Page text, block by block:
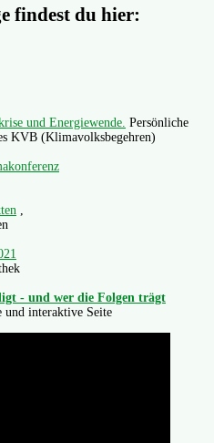
findest du hier:
und Energiewende. Persönliche
KVB (Klimavolksbegehren)
,
- und wer die Folgen trägt
und interaktive Seite